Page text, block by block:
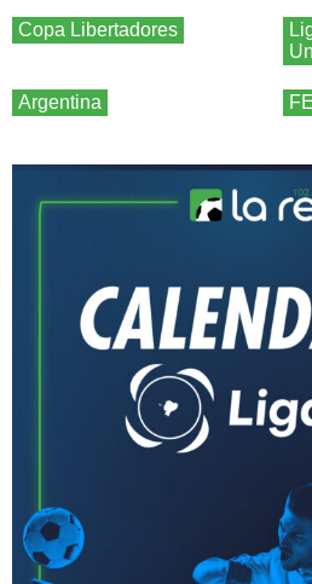
Copa Libertadores
Argentina